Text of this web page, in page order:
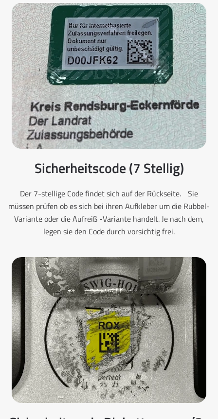
Sicherheitscode (7 Stellig)
Der 7-stellige Code findet sich auf der Rückseite. Sie
müssen prüfen ob es sich bei ihren Aufkleber um die Rubbel-
Variante oder die Aufreiß -Variante handelt. Je nach dem,
legen sie den Code durch vorsichtig frei.